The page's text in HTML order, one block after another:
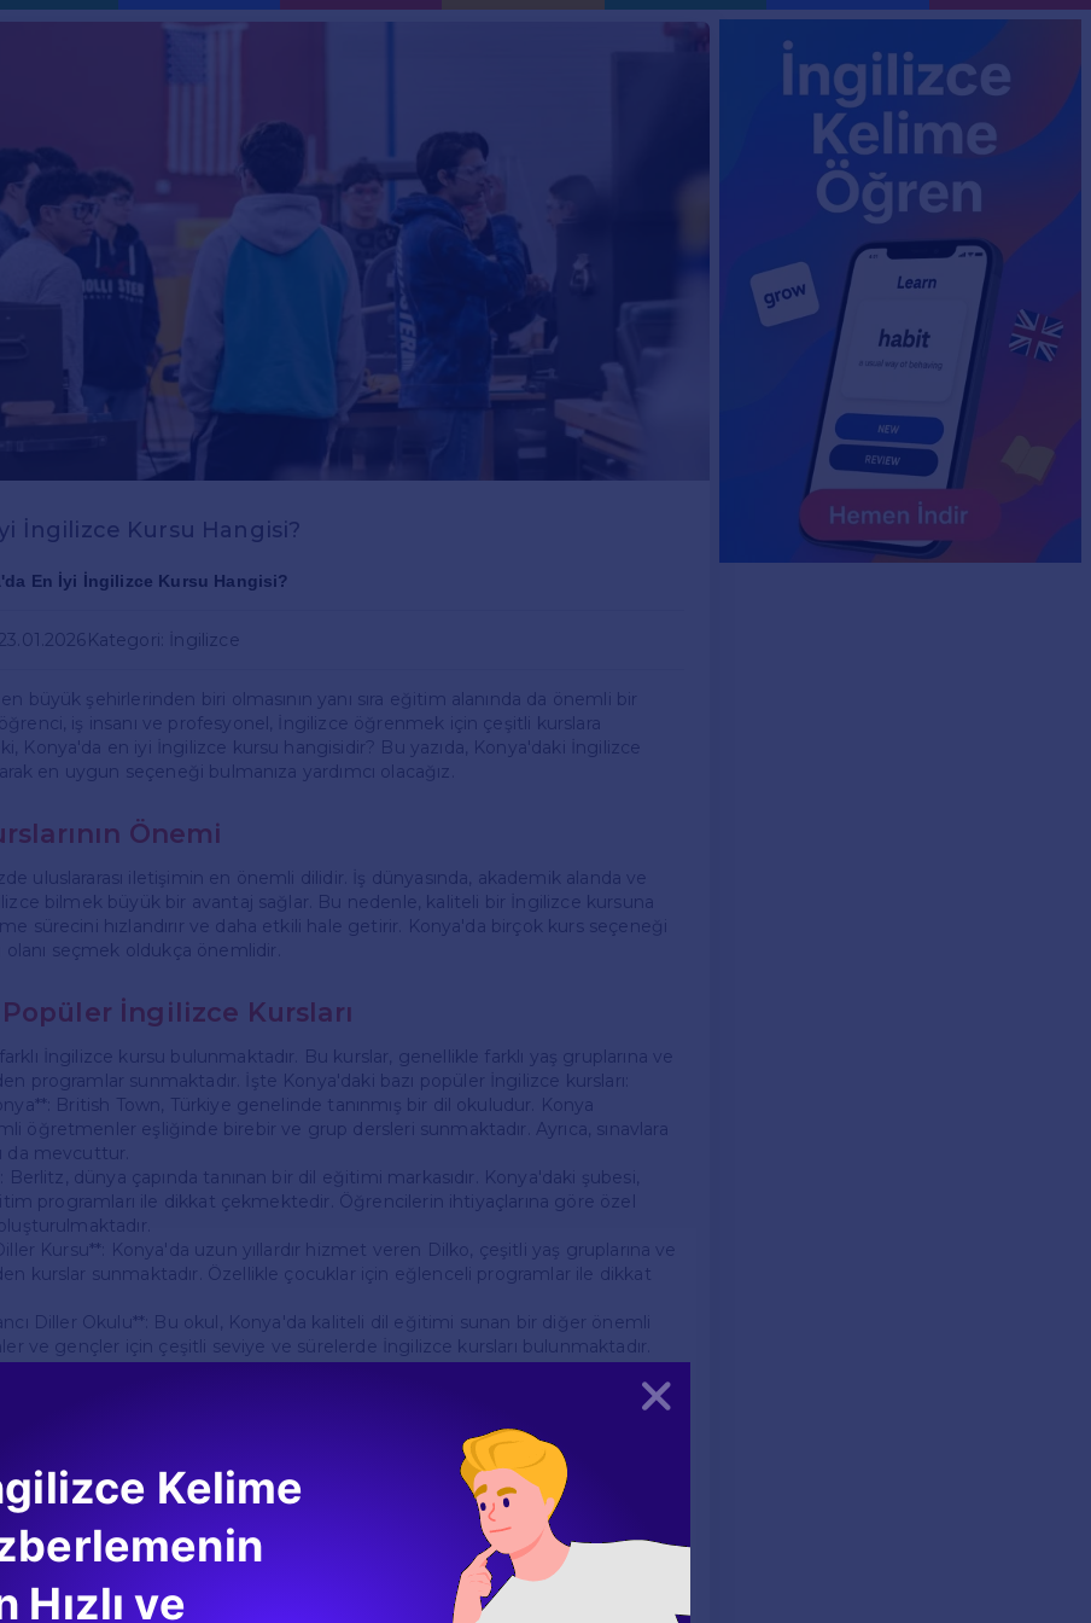
İngilizce Kursu Hangisi?
En İyi İngilizce Kursu Hangisi?
Kategori: İngilizce
büyük şehirlerinden biri olmasının yanı sıra eğitim alanında da önemli bir
iş insanı ve profesyonel, İngilizce öğrenmek için çeşitli kurslara
Konya'da en iyi İngilizce kursu hangisidir? Bu yazıda, Konya'daki İngilizce
en uygun seçeneği bulmanıza yardımcı olacağız.
Önemi
uluslararası iletişimin en önemli dilidir. İş dünyasında, akademik alanda ve
bilmek büyük bir avantaj sağlar. Bu nedenle, kaliteli bir İngilizce kursuna
sürecini hızlandırır ve daha etkili hale getirir. Konya'da birçok kurs seçeneği
seçmek oldukça önemlidir.
İngilizce Kursları
İngilizce kursu bulunmaktadır. Bu kurslar, genellikle farklı yaş gruplarına ve
programlar sunmaktadır. İşte Konya'daki bazı popüler İngilizce kursları:
British Town, Türkiye genelinde tanınmış bir dil okuludur. Konya
öğretmenler eşliğinde birebir ve grup dersleri sunmaktadır. Ayrıca, sınavlara
da mevcuttur.
Berlitz, dünya çapında tanınan bir dil eğitimi markasıdır. Konya'daki şubesi,
programları ile dikkat çekmektedir. Öğrencilerin ihtiyaçlarına göre özel
Kursu**: Konya'da uzun yıllardır hizmet veren Dilko, çeşitli yaş gruplarına ve
kurslar sunmaktadır. Özellikle çocuklar için eğlenceli programlar ile dikkat
Diller Okulu**: Bu okul, Konya'da kaliteli dil eğitimi sunan bir diğer önemli
ve gençler için çeşitli seviye ve sürelerde İngilizce kursları bulunmaktadır.
dikkat edilmesi gereken bazı önemli özellikler vardır:
Eğitmenlerin deneyimi ve yeterliliği, kursun kalitesini doğrudan etkiler.
öğretmenler ile eğitim almak, öğrenme sürecini hızlandırır.
müfredatı, öğrencilerin ihtiyaçlarına göre tasarlanmalıdır. Konuşma,
okuma becerilerini geliştiren dengeli bir program tercih edilmelidir.
Eğer öğrenciler, TOEFL veya IELTS gibi uluslararası sınavlara hazırlanıyorsa, bu
kurslar tercih edilmelidir.
Kapat
Kelime
Hızlı ve